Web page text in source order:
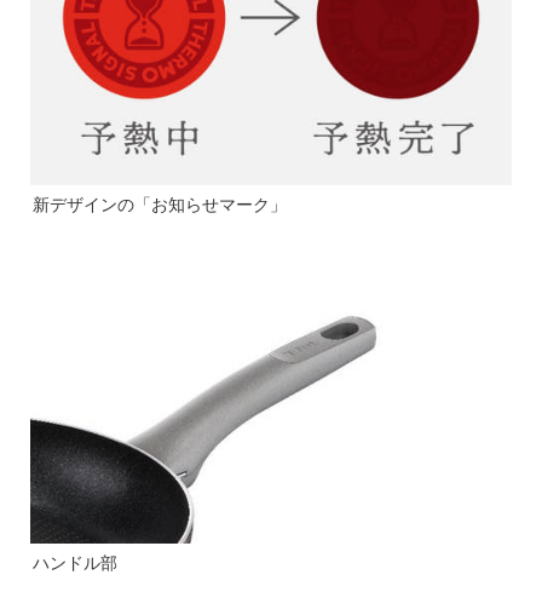
新デザインの「お知らせマーク」
ハンドル部